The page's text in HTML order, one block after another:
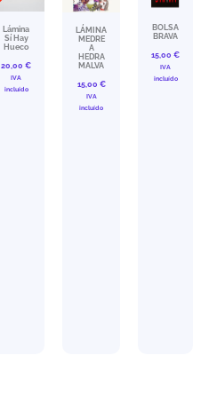
Lámina
Sí Hay
Hueco
20,00 €
IVA
incluído
LÁMINA
MEDRE
A
HEDRA
MALVA
15,00 €
IVA
incluído
BOLSA
BRAVA
15,00 €
IVA
incluído